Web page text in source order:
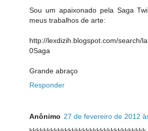
Sou um apaixonado pela Saga
meus trabalhos de arte:
http://lexdizih.blogspot.com/search/
0Saga
Grande abraço
Responder
Anônimo 27 de fevereiro de 2012